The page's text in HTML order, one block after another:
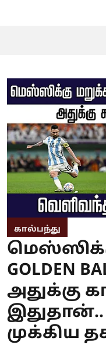
கால்பந்து
GOLDEN
அதுக்கு
முக்கிய